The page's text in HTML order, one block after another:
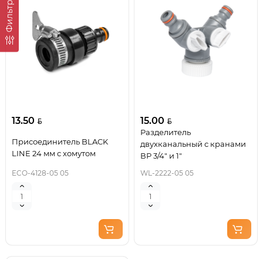
Фильтр
13.50
Присоединитель BLACK
LINE 24 мм с хомутом
ECO-4128-05 05
15.00
Разделитель
двухканальный с кранами
ВР 3/4" и 1"
WL-2222-05 05